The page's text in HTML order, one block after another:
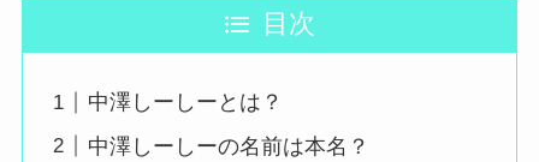
目次
中澤しーしーとは？
中澤しーしーの名前は本名？